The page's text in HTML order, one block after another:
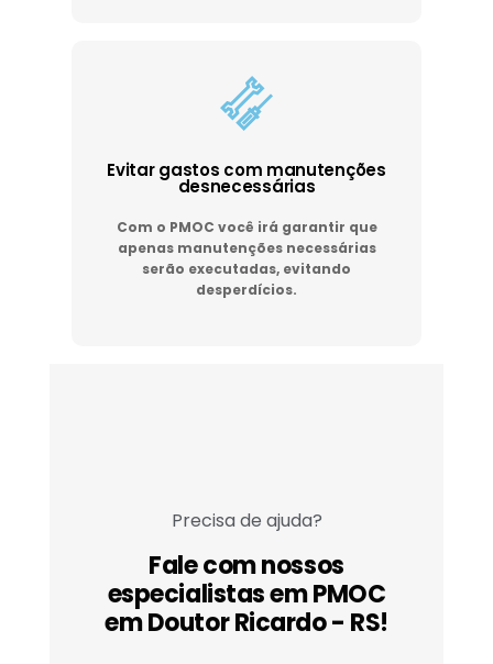
Evitar gastos com manutenções
desnecessárias
Com o PMOC você irá garantir que
apenas manutenções necessárias
serão executadas, evitando
desperdícios.
Precisa de ajuda?
Fale com nossos
especialistas em PMOC
em Doutor Ricardo - RS!